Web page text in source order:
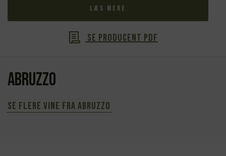
Læs mere
Se producent PDF
Abruzzo
Se flere vine fra Abruzzo